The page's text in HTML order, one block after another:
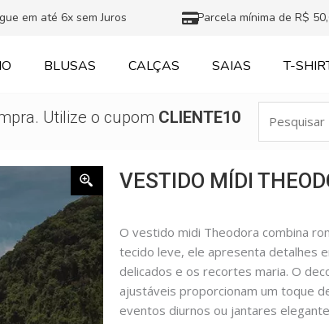
em até 6x sem Juros Parcela mínima de R$
BLUSAS CALÇAS SAIAS T-
Utilize o cupom CLIENTE10
Produtos
VESTIDO MÍDI
O vestido midi Theodora combina
tecido leve, ele apresenta detalhes
delicados e os recortes maria. O
ajustáveis proporcionam um toque
eventos diurnos ou jantares